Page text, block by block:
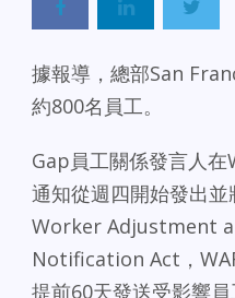
據報導，總部San
約800名員工。
Gap員工關係發言人在
通知從週四開始發出
Worker Adjustment
Notification Act，
提前60天發送受影響員